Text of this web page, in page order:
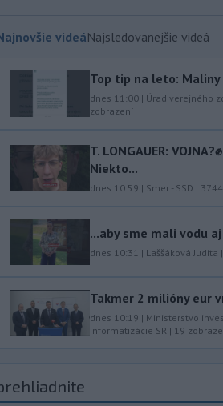
videáNajsledovanejšie videá
Top tip na leto:
dnes 11:00 | Úrad verejného
zobrazení
T. LONGAUER:
Niekto...
dnes 10:59 | Smer - SSD | 3744
...aby sme mali vodu
dnes 10:31 | Laššáková Judita |
Takmer 2 milióny eur
dnes 10:19 | Ministerstvo
informatizácie SR | 19